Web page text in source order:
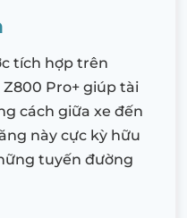
tích hợp trên
Pro+ giúp tài
cách giữa xe đến
này cực kỳ hữu
tuyến đường